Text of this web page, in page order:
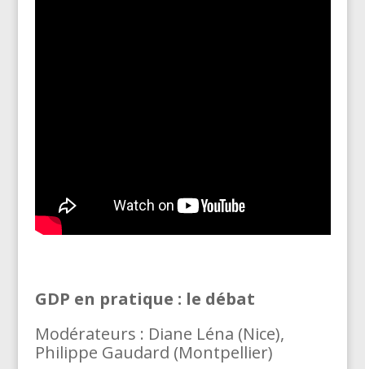
GDP en pratique : le débat
Modérateurs : Diane Léna (Nice),
Philippe Gaudard (Montpellier)